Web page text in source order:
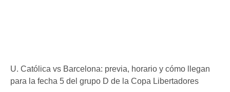
U. Católica vs Barcelona: previa, horario y cómo llegan
para la fecha 5 del grupo D de la Copa Libertadores